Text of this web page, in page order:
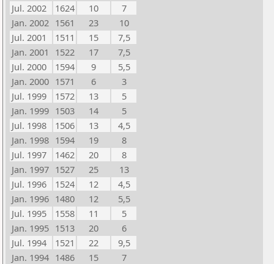
Jul. 2002
1624 10
7
Jan. 2002 1561 23
10
Jul. 2001
1511 15
7,5
Jan. 2001
1522 17
7,5
Jul. 2000
1594 9
5,5
Jan. 2000 1571 6
3
Jul. 1999
1572 13
5
Jan. 1999 1503 14
5
Jul. 1998
1506 13
4,5
Jan. 1998 1594 19
8
Jul. 1997
1462 20
8
Jan. 1997 1527 25
13
Jul. 1996
1524 12
4,5
Jan. 1996 1480 12
5,5
Jul. 1995
1558 11
5
Jan. 1995 1513 20
6
Jul. 1994
1521 22
9,5
Jan. 1994 1486 15
7